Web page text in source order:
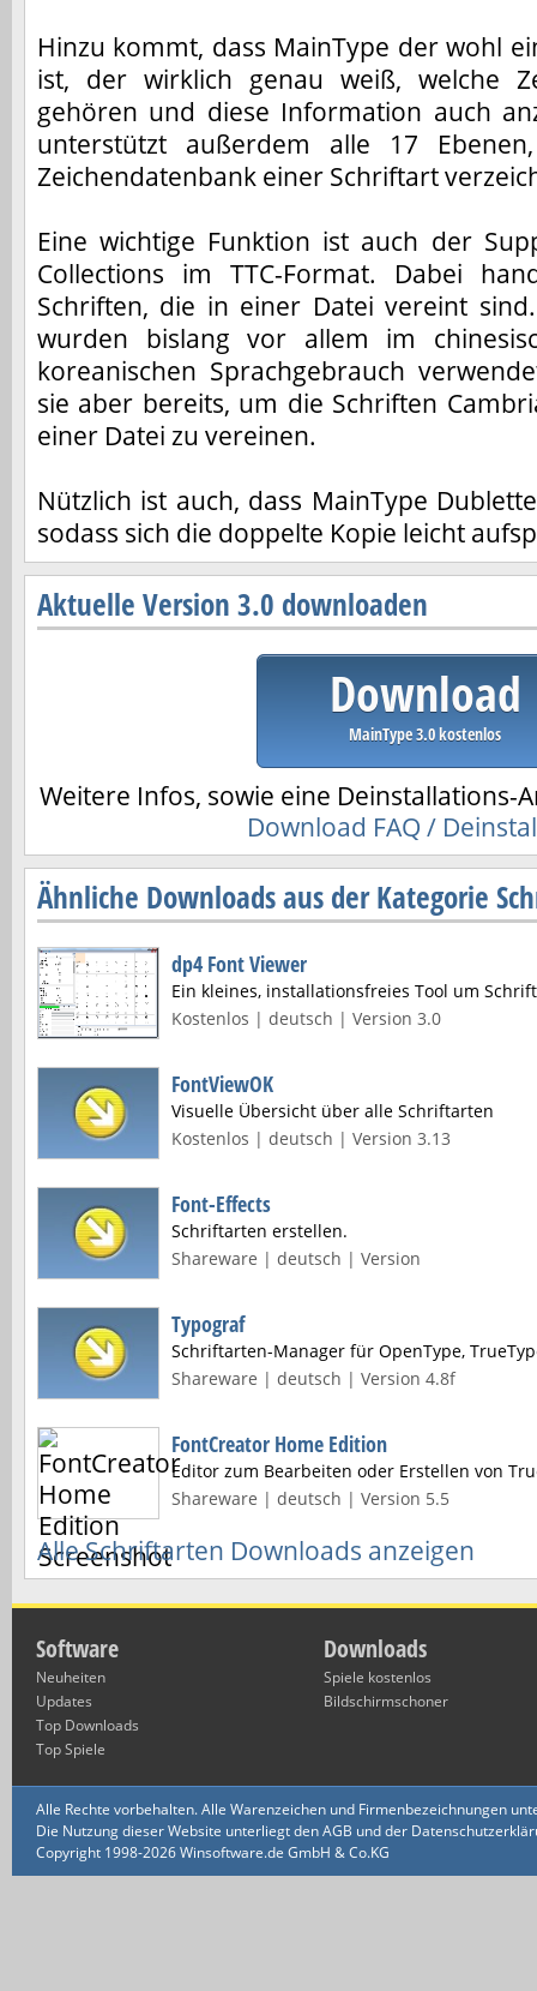
Hinzu kommt, dass MainType der wohl
ist, der wirklich genau weiß, welche
gehören und diese Information auch
unterstützt außerdem alle 17
Zeichendatenbank einer Schriftart
Eine wichtige Funktion ist auch der
Collections im TTC-Format. Dabei
Schriften, die in einer Datei vereint
wurden bislang vor allem im
koreanischen Sprachgebrauch
sie aber bereits, um die Schriften
einer Datei zu vereinen.
Nützlich ist auch, dass MainType
sodass sich die doppelte Kopie leicht
Aktuelle Version 3.0 downloaden
Download
MainType 3.0 kostenlos
Weitere Infos, sowie eine Deinstallations-
Download FAQ /
Ähnliche Downloads aus der Kategorie
dp4 Font Viewer
Ein kleines, installationsfreies Tool um
Kostenlos | deutsch | Version 3.0
FontViewOK
Visuelle Übersicht über alle Schriftarten
Kostenlos | deutsch | Version 3.13
Font-Effects
Schriftarten erstellen.
Shareware | deutsch | Version
Typograf
Schriftarten-Manager für OpenType,
Shareware | deutsch | Version 4.8f
FontCreator Home Edition
Editor zum Bearbeiten oder Erstellen von
Shareware | deutsch | Version 5.5
Alle Schriftarten Downloads anzeigen
Software
Neuheiten
Updates
Top Downloads
Top Spiele
Downloads
Spiele kostenlos
Bildschirmschoner
Alle Rechte vorbehalten. Alle Warenzeichen und Firmenbezeichnungen
Die Nutzung dieser Website unterliegt den AGB und der
Copyright 1998-2026 Winsoftware.de GmbH & Co.KG